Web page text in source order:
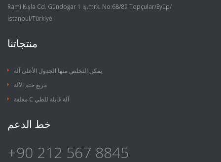
Rami Kışla Cd. Gündoğar 1 iş.mrk. No:68/89 Topçular/Eyüp/
İstanbul/Türkiye
منتجاتنا
يمكن التخلص منها الجدول الأعلى آلة
مربع ختم الآلة
مغلفة C آلة قابلة للطي
خط الدعم
+90 212 567 8845